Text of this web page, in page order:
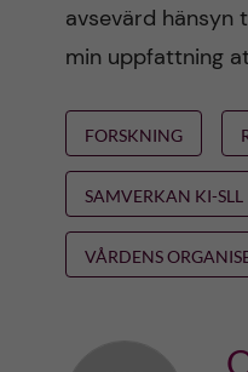
avsevärd hänsyn
min uppfattning
FORSKNING
SAMVERKAN KI-SLL
VÅRDENS